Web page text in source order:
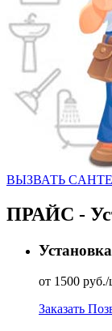
ВЫЗВАТЬ
ПРАЙС -
от 1500 руб./
Заказать